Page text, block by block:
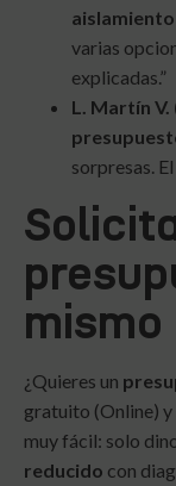
varias
explicadas.”
L. Martín V.
sorpresas.
mismo
¿Quieres un
gratuito (Online) y
muy fácil: solo
reducido con